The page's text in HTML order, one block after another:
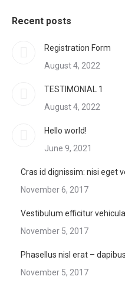
Recent posts
Registration Form
August 4, 2022
TESTIMONIAL 1
August 4, 2022
Hello world!
June 9, 2021
Cras id dignissim: nisi eget
November 6, 2017
Vestibulum efficitur
November 5, 2017
Phasellus nisl erat –
November 5, 2017